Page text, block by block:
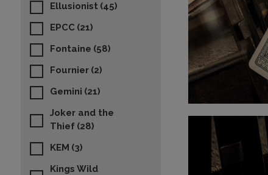
Ellusionist (45)
EPCC (21)
Fontaine (58)
Fournier (2)
Gemini (21)
Joker and the
Thief (28)
KEM (3)
Kings Wild